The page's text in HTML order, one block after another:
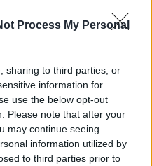
Process My Personal
sharing to third parties, or
information for
use the below opt-out
Please note that after your
may continue seeing
information utilized by
to third parties prior to
τεύχους